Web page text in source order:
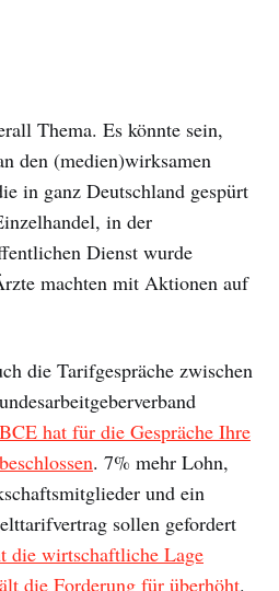
Thema. Es könnte sein,
den (medien)wirksamen
in ganz Deutschland gespürt
in der
Dienst wurde
machten mit Aktionen auf
die Tarifgespräche zwischen
hat für die Gespräche Ihre
. 7% mehr Lohn,
und ein
sollen gefordert
die wirtschaftliche Lage
die Forderung für überhöht.